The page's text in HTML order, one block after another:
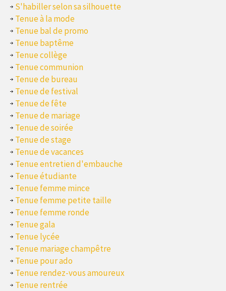
S'habiller selon sa silhouette
Tenue à la mode
Tenue bal de promo
Tenue baptême
Tenue collège
Tenue communion
Tenue de bureau
Tenue de festival
Tenue de fête
Tenue de mariage
Tenue de soirée
Tenue de stage
Tenue de vacances
Tenue entretien d'embauche
Tenue étudiante
Tenue femme mince
Tenue femme petite taille
Tenue femme ronde
Tenue gala
Tenue lycée
Tenue mariage champêtre
Tenue pour ado
Tenue rendez-vous amoureux
Tenue rentrée